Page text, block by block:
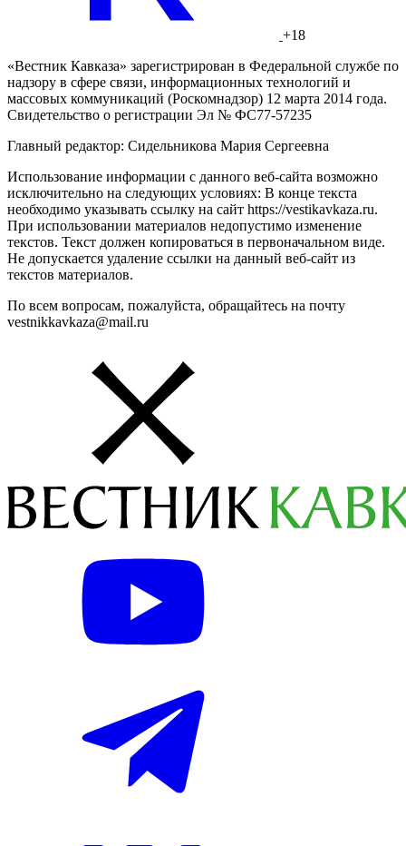
+18
«Вестник Кавказа» зарегистрирован в Федеральной службе по
надзору в сфере связи, информационных технологий и
массовых коммуникаций (Роскомнадзор) 12 марта 2014 года.
Свидетельство о регистрации Эл № ФС77-57235
Главный редактор: Сидельникова Мария Сергеевна
Использование информации с данного веб-сайта возможно
исключительно на следующих условиях: В конце текста
необходимо указывать ссылку на сайт https://vestikavkaza.ru.
При использовании материалов недопустимо изменение
текстов. Текст должен копироваться в первоначальном виде.
Не допускается удаление ссылки на данный веб-сайт из
текстов материалов.
По всем вопросам, пожалуйста, обращайтесь на почту
vestnikkavkaza@mail.ru